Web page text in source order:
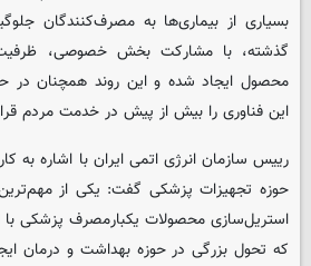
بسیاری از بیماری‌ها به مصرف‌کنندگان
محصول ایجاد شده و این روند همچنان در
این فناوری را بیش از پیش در خدمت مردم
رییس سازمان انرژی اتمی ایران با اشاره به
حوزه تجهیزات پزشکی گفت: یکی از مهم‌ترین
استریل‌سازی محصولات یکبارمصرف پزشکی با
که تحول بزرگی در حوزه بهداشت و درمان